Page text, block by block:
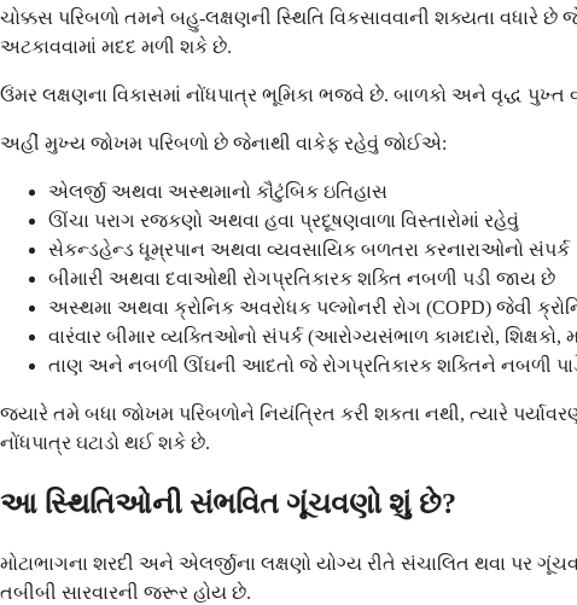
ચોક્કસ પરિબળો તમને બહુ-લક્ષણની સ્થિતિ વિકસાવવાની શક્યતા
અટકાવવામાં મદદ મળી શકે છે.
ઉંમર લક્ષણના વિકાસમાં નોંધપાત્ર ભૂમિકા ભજવે છે. બાળકો અને વૃદ્ધ પુખ્ત
અહીં મુખ્ય જોખમ પરિબળો છે જેનાથી વાકેફ રહેવું જોઈએ:
એલર્જી અથવા અસ્થમાનો કૌટુંબિક ઇતિહાસ
ઊંચા પરાગ રજકણો અથવા હવા પ્રદૂષણવાળા વિસ્તારોમાં રહેવું
સેકન્ડહેન્ડ ધૂમ્રપાન અથવા વ્યવસાયિક બળતરા કરનારાઓનો સંપર્ક
બીમારી અથવા દવાઓથી રોગપ્રતિકારક શક્તિ નબળી પડી જાય છે
અસ્થમા અથવા ક્રોનિક અવરોધક પલ્મોનરી રોગ (COPD) જેવી
વારંવાર બીમાર વ્યક્તિઓનો સંપર્ક (આરોગ્યસંભાળ કામદારો, શિક્ષકો,
તાણ અને નબળી ઊંઘની આદતો જે રોગપ્રતિકારક શક્તિને નબળી
જ્યારે તમે બધા જોખમ પરિબળોને નિયંત્રિત કરી શકતા નથી, ત્યારે
નોંધપાત્ર ઘટાડો થઈ શકે છે.
આ સ્થિતિઓની સંભવિત ગૂંચવણો શું છે?
મોટાભાગના શરદી અને એલર્જીના લક્ષણો યોગ્ય રીતે સંચાલિત થવા પર
તબીબી સારવારની જરૂર હોય છે.